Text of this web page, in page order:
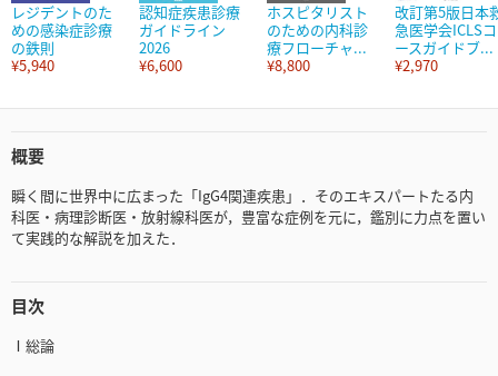
レジデントのた
めの感染症診療
の鉄則
¥5,940
認知症疾患診療
ガイドライン
2026
¥6,600
ホスピタリスト
のための内科診
療フローチャ...
¥8,800
改訂第5版日本
急医学会ICLSコ
ースガイドブ...
¥2,970
概要
瞬く間に世界中に広まった「IgG4関連疾患」．そのエキスパートたる内
科医・病理診断医・放射線科医が，豊富な症例を元に，鑑別に力点を置い
て実践的な解説を加えた．
目次
Ⅰ総論